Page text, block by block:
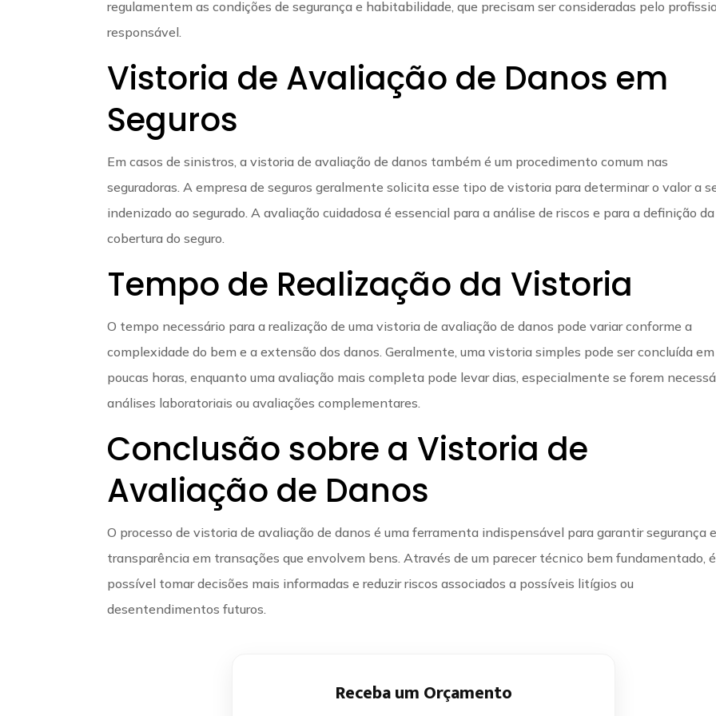
regulamentem as condições de segurança e habitabilidade, que precisam ser consideradas pelo
responsável.
Vistoria de Avaliação de Danos em
Seguros
Em casos de sinistros, a vistoria de avaliação de danos também é um procedimento comum nas
seguradoras. A empresa de seguros geralmente solicita esse tipo de vistoria para determinar o valor a
indenizado ao segurado. A avaliação cuidadosa é essencial para a análise de riscos e para a definição da
cobertura do seguro.
Tempo de Realização da Vistoria
O tempo necessário para a realização de uma vistoria de avaliação de danos pode variar conforme a
complexidade do bem e a extensão dos danos. Geralmente, uma vistoria simples pode ser concluída em
poucas horas, enquanto uma avaliação mais completa pode levar dias, especialmente se forem
análises laboratoriais ou avaliações complementares.
Conclusão sobre a Vistoria de
Avaliação de Danos
O processo de vistoria de avaliação de danos é uma ferramenta indispensável para garantir segurança e
transparência em transações que envolvem bens. Através de um parecer técnico bem fundamentado, é
possível tomar decisões mais informadas e reduzir riscos associados a possíveis litígios ou
desentendimentos futuros.
Receba um Orçamento